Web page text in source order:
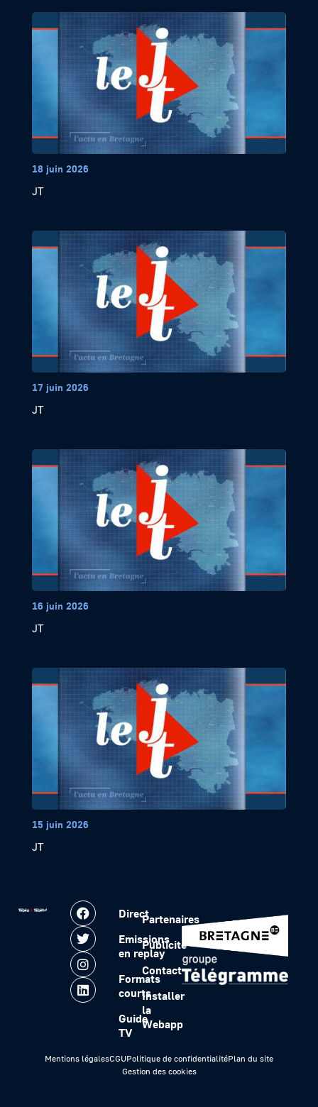
18 juin 2026
JT
17 juin 2026
JT
16 juin 2026
JT
15 juin 2026
JT
Direct
Emissions
en replay
Formats
courts
Guide
TV
Partenaires
Publicité
Contact
Installer
la
Webapp
Mentions légalesCGUPolitique de confidentialitéPlan du site
Gestion des cookies